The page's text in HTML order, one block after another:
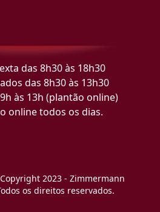
das 8h30 às 18h30
das 8h30 às 13h30
às 13h (plantão online)
online todos os dias.
2023 - Zimmermann
os direitos reservados.